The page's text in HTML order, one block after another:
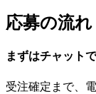
応募の流れ
まずはチャットで
受注確定まで、